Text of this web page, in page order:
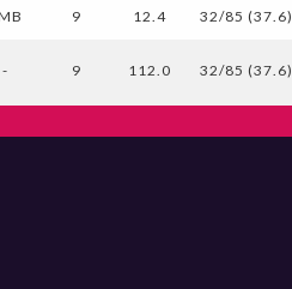
9 12.4 32/85 (37.6)
- 9 112.0 32/85 (37.6)